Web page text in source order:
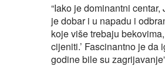
“Iako je dominantni
je dobar i u napadu i
koje više trebaju
cijeniti.’ Fascinantno je
godine bile su